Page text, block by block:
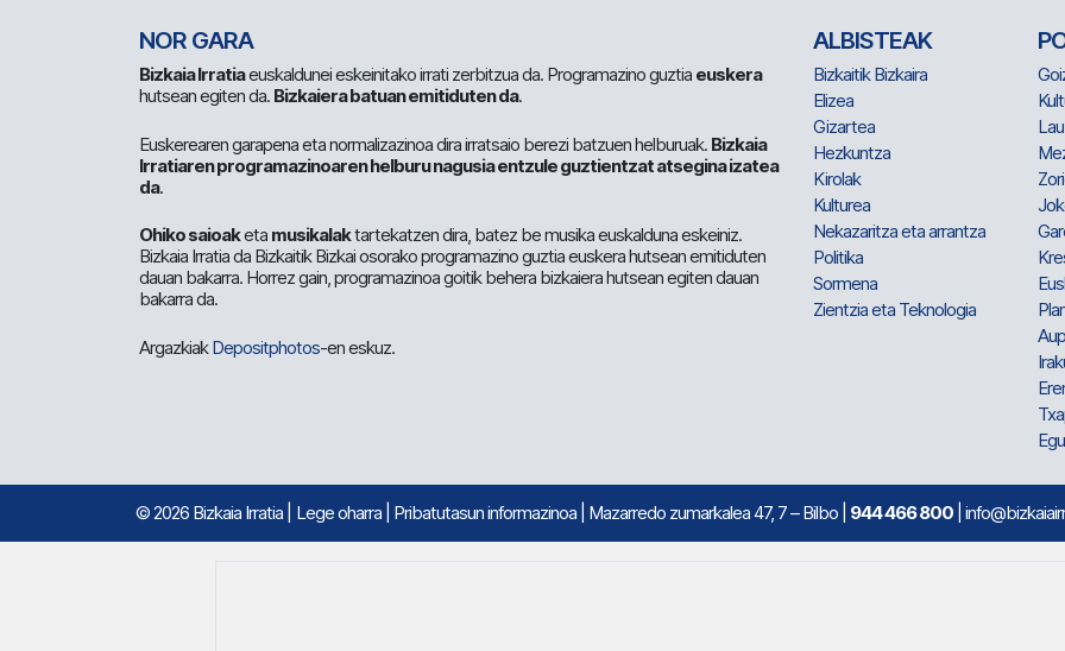
NOR GARA
Bizkaia Irratiaeuskaldunei eskeinitako irrati zerbitzua da. Programazino guztia euskera
hutsean egiten da. Bizkaiera batuan emitiduten da.
Euskerearen garapena eta normalizazinoa dira irratsaio berezi batzuen helburuak. Bizkaia
Irratiaren programazinoaren helburu nagusia entzule guztientzat atsegina izatea
da.
Ohiko saioaketa musikalaktartekatzen dira, batez be musika euskalduna eskeiniz.
Bizkaia Irratia da Bizkaitik Bizkai osorako programazino guztia euskera hutsean emitiduten
dauan bakarra. Horrez gain, programazinoa goitik behera bizkaiera hutsean egiten dauan
bakarra da.
ArgazkiakDepositphotos-en eskuz.
ALBISTEAK
Bizkaitik Bizkaira
Elizea
Gizartea
Hezkuntza
Kirolak
Kulturea
Nekazaritza eta arrantza
Politika
Sormena
Zientzia eta Teknologia
© 2026 Bizkaia Irratia Lege oharra Pribatutasun informazinoa | Mazarredo zumarkalea 47, 7 – Bilbo | 944 466 800 |